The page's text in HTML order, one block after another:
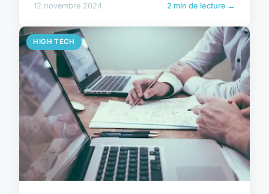
12 novembre 2024 2 min de lecture →
HIGH TECH